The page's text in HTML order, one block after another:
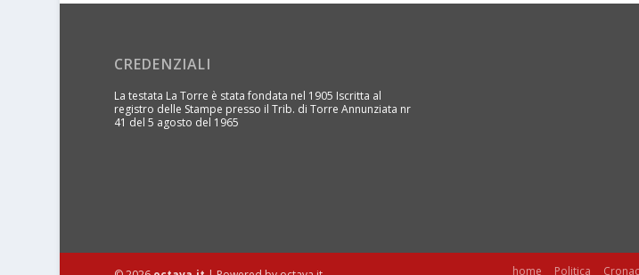
CREDENZIALI
La testata La Torre è stata fondata nel 1905 Iscritta al
registro delle Stampe presso il Trib. di Torre Annunziata nr
41 del 5 agosto del 1965
home Politica